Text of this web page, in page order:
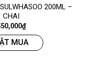
200ML –
CHAI
₫
MUA